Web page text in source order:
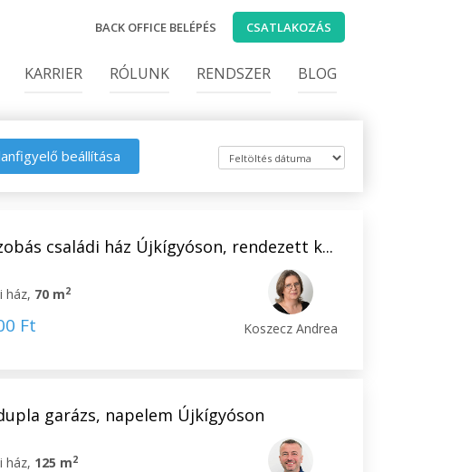
BACK OFFICE BELÉPÉS CSATLAKOZÁS
KARRIER RÓLUNK RENDSZER BLOG
beállítása
családi ház Újkígyóson, rendezett k...
ház, 70 m2
Ft Koszecz Andrea
garázs, napelem Újkígyóson
ház, 125 m2